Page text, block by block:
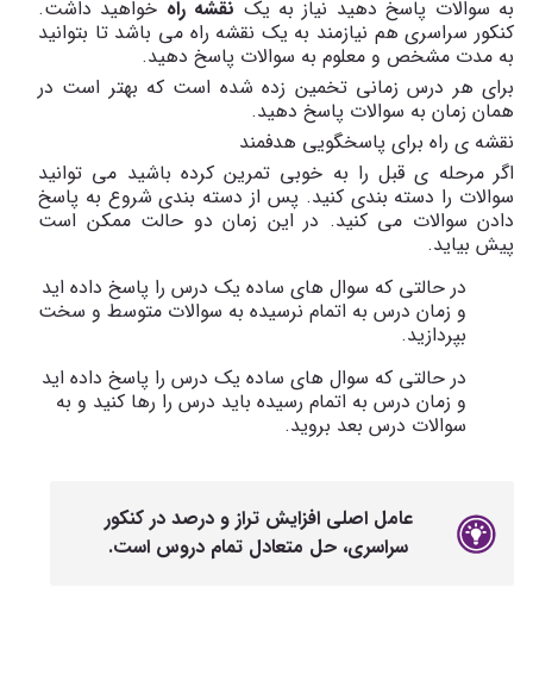
به سوالات پاسخ دهید نیاز به یک نقشه راه خواهید داشت.
کنکور سراسری هم نیازمند به یک نقشه راه می باشد تا بتوانید
به مدت مشخص و معلوم به سوالات پاسخ دهید.
برای هر درس زمانی تخمین زده شده است که بهتر است در
همان زمان به سوالات پاسخ دهید.
نقشه ی راه برای پاسخگویی هدفمند
اگر مرحله ی قبل را به خوبی تمرین کرده باشید می توانید
سوالات را دسته بندی کنید. پس از دسته بندی شروع به پاسخ
دادن سوالات می کنید. در این زمان دو حالت ممکن است
پیش بیاید.
در حالتی که سوال های ساده یک درس را پاسخ داده اید
و زمان درس به اتمام نرسیده به سوالات متوسط و سخت
بپردازید.
در حالتی که سوال های ساده یک درس را پاسخ داده اید
و زمان درس به اتمام رسیده باید درس را رها کنید و به
سوالات درس بعد بروید.
عامل اصلی افزایش تراز و درصد در کنکور
سراسری، حل متعادل تمام دروس است.